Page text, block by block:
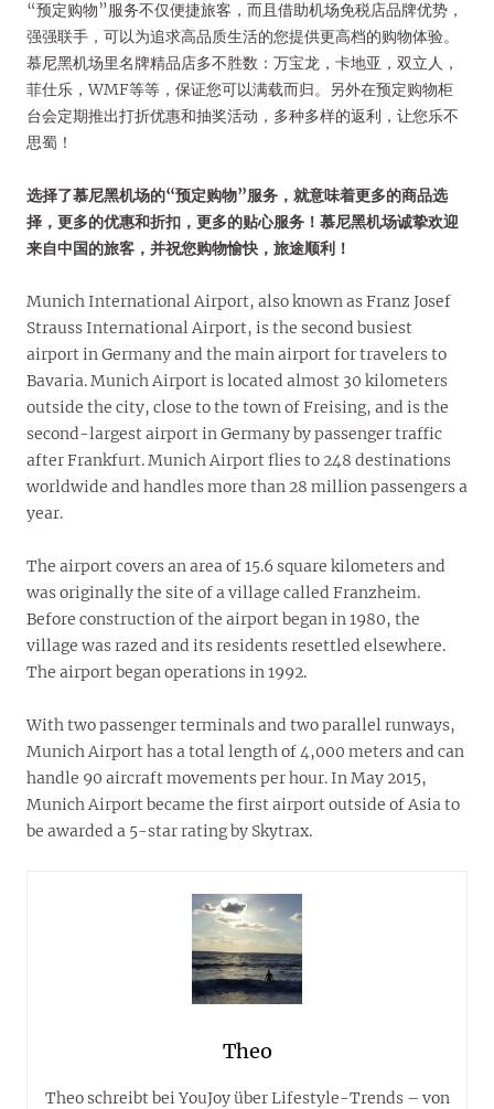
“预定购物”服务不仅便捷旅客，而且借助机场免税店品牌优势，
强强联手，可以为追求高品质生活的您提供更高档的购物体验。
慕尼黑机场里名牌精品店多不胜数：万宝龙，卡地亚，双立人，
菲仕乐，WMF等等，保证您可以满载而归。另外在预定购物柜
台会定期推出打折优惠和抽奖活动，多种多样的返利，让您乐不
思蜀！
选择了慕尼黑机场的“预定购物”服务，就意味着更多的商品选
择，更多的优惠和折扣，更多的贴心服务！慕尼黑机场诚挚欢迎
来自中国的旅客，并祝您购物愉快，旅途顺利！
Munich International Airport, also known as Franz Josef
Strauss International Airport, is the second busiest
airport in Germany and the main airport for travelers to
Bavaria. Munich Airport is located almost 30 kilometers
outside the city, close to the town of Freising, and is the
second-largest airport in Germany by passenger traffic
after Frankfurt. Munich Airport flies to 248 destinations
worldwide and handles more than 28 million passengers a
year.
The airport covers an area of ​​15.6 square kilometers and
was originally the site of a village called Franzheim.
Before construction of the airport began in 1980, the
village was razed and its residents resettled elsewhere.
The airport began operations in 1992.
With two passenger terminals and two parallel runways,
Munich Airport has a total length of 4,000 meters and can
handle 90 aircraft movements per hour. In May 2015,
Munich Airport became the first airport outside of Asia to
be awarded a 5-star rating by Skytrax.
Theo
Theo schreibt bei YouJoy über Lifestyle-Trends – von